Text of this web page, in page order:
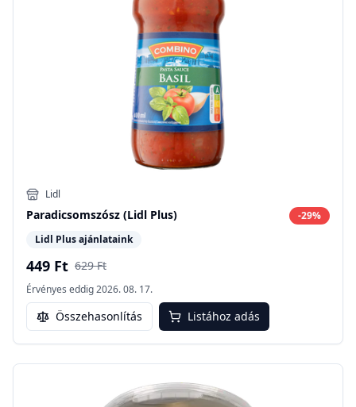
Lidl
Paradicsomszósz (Lidl Plus) -29%
Lidl Plus ajánlataink
449 Ft 629 Ft
Érvényes eddig2026. 08. 17.
Összehasonlítás Listához adás